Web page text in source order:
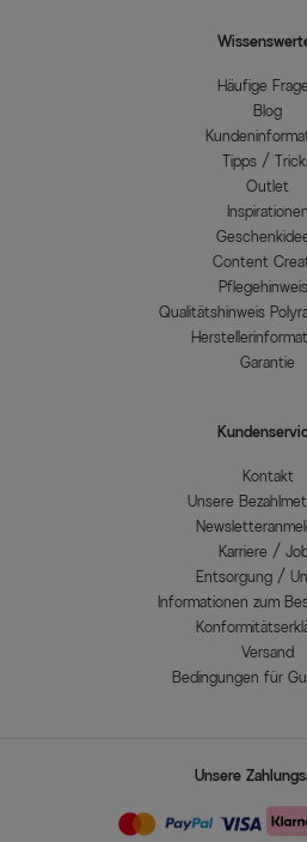
Häufige
Blog
Tipps /
Outlet
Inspirationen
Content
Qualitätshinweis
Garantie
Kontakt
Unsere
Karriere /
Entsorgung /
Informationen zum
Versand
Bedingungen für
Unsere